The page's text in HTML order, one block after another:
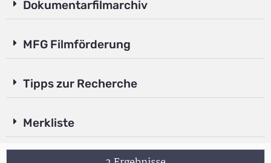
Dokumentarfilmarchiv
MFG Filmförderung
Tipps zur Recherche
Merkliste